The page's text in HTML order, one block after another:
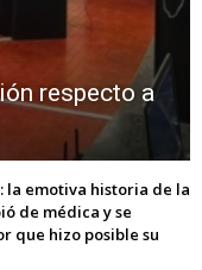
respecto a
la emotiva historia de la
de médica y se
que hizo posible su